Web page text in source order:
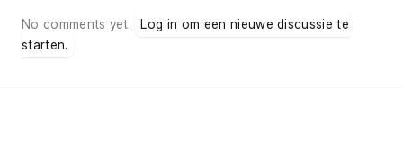
No comments yet.
Log in om een nieuwe discussie te
starten.